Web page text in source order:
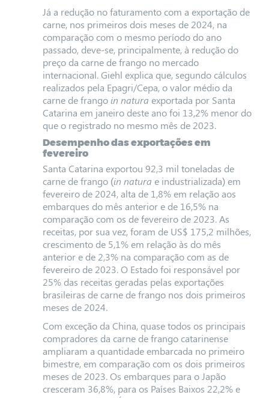
Já a redução no faturamento com a exportação de
carne, nos primeiros dois meses de 2024, na
comparação com o mesmo período do ano
passado, deve-se, principalmente, à redução do
preço da carne de frango no mercado
internacional. Giehl explica que, segundocálculos
realizados pela Epagri/Cepa, o valor médio da
carne de frangoin natura exportada por Santa
Catarina em janeiro deste ano foi 13,2% menor do
que o registrado no mesmo mês de 2023.
Desempenho das exportações em
fevereiro
Santa Catarina exportou 92,3 mil toneladas de
carne de frango (in natura e industrializada) em
fevereiro de 2024, alta de 1,8% em relação aos
embarques do mês anterior e de 16,5% na
comparação com os de fevereiro de 2023. As
receitas, por sua vez, foram de US$ 175,2 milhões,
crescimento de 5,1% em relação às do mês
anterior e de 2,3% na comparação com as de
fevereiro de 2023. O Estado foi responsável por
25% das receitas geradas pelas exportações
brasileiras de carne de frango nos dois primeiros
meses de 2024.
Com exceção da China, quase todos os principais
compradores da carne de frango catarinense
ampliaram a quantidade embarcada no primeiro
bimestre, em comparação com os dois primeiros
meses de 2023.Os embarques para o Japão
cresceram 36,8%, para os Países Baixos 22,2% e